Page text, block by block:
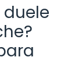
duele